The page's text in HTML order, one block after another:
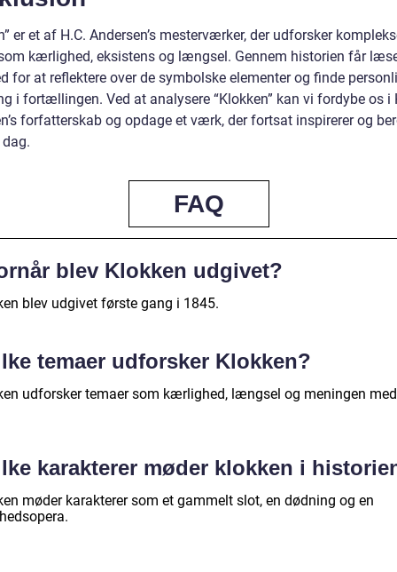
er et af H.C. Andersen’s mesterværker, der udforsker
kærlighed, eksistens og længsel. Gennem historien får
for at reflektere over de symbolske elementer og finde
i fortællingen. Ved at analysere “Klokken” kan vi fordybe os i
forfatterskab og opdage et værk, der fortsat inspirerer og
FAQ
blev Klokken udgivet?
blev udgivet første gang i 1845.
temaer udforsker Klokken?
udforsker temaer som kærlighed, længsel og meningen med
karakterer møder klokken i
møder karakterer som et gammelt slot, en dødning og en